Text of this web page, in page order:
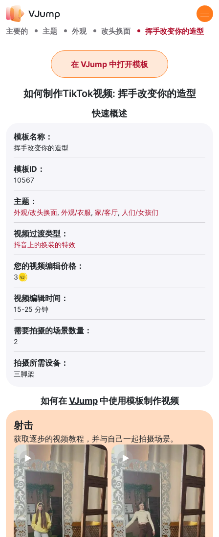
主要的 主题 外观 改头换面 挥手改变你的造型
如何制作TikTok视频: 挥手改变你的造型
在 VJump 中打开模板
快速概述
模板名称：
挥手改变你的造型
模板ID：
10567
主题：
外观/改头换面, 外观/衣服, 家/客厅, 人们/女孩们
视频过渡类型：
抖音上的换装的特效
您的视频编辑价格：
3
视频编辑时间：
15-25 分钟
需要拍摄的场景数量：
2
拍摄所需设备：
三脚架
如何在VJump中使用模板制作视频
射击
获取逐步的视频教程，并与自己一起拍摄场景。